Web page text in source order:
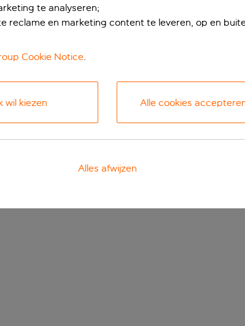
te analyseren;
reclame en marketing content te leveren, op en
Cookie Notice.
wil kiezen Alle cookies
Alles afwijzen